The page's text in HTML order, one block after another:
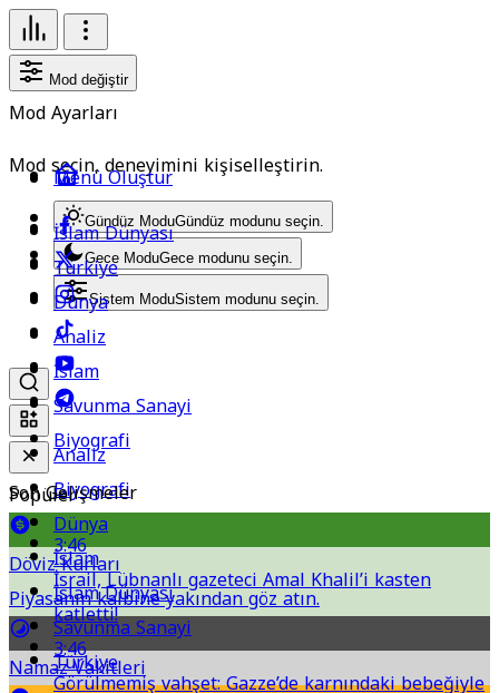
Mod değiştir
Mod Ayarları
Mod seçin, deneyimini kişiselleştirin.
Gündüz ModuGündüz modunu seçin.
Gece ModuGece modunu seçin.
Sistem ModuSistem modunu seçin.
Popüler
Döviz Kurları
Piyasanın kalbine yakından göz atın.
Namaz Vakitleri
Menü Oluştur
Analiz
Biyografi
Dünya
İslam
İslam Dünyası
Savunma Sanayi
Türkiye
İslam Dünyası
Türkiye
Dünya
Analiz
İslam
Savunma Sanayi
Biyografi
Son Gelişmeler
3:46
İsrail, Lübnanlı gazeteci Amal Khalil’i kasten
katletti!
3:46
Görülmemiş vahşet: Gazze’de karnındaki bebeğiyle